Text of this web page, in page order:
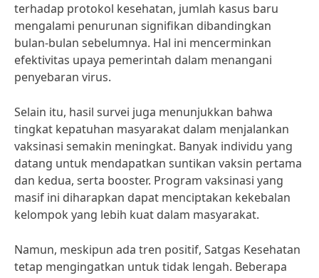
terhadap protokol kesehatan, jumlah kasus baru
mengalami penurunan signifikan dibandingkan
bulan-bulan sebelumnya. Hal ini mencerminkan
efektivitas upaya pemerintah dalam menangani
penyebaran virus.
Selain itu, hasil survei juga menunjukkan bahwa
tingkat kepatuhan masyarakat dalam menjalankan
vaksinasi semakin meningkat. Banyak individu yang
datang untuk mendapatkan suntikan vaksin pertama
dan kedua, serta booster. Program vaksinasi yang
masif ini diharapkan dapat menciptakan kekebalan
kelompok yang lebih kuat dalam masyarakat.
Namun, meskipun ada tren positif, Satgas Kesehatan
tetap mengingatkan untuk tidak lengah. Beberapa